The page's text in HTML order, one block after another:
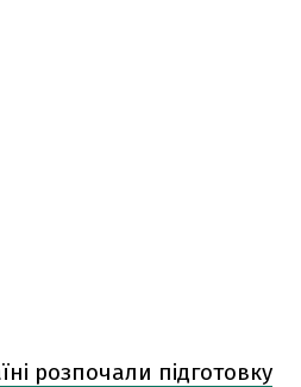
розпочали підготовку